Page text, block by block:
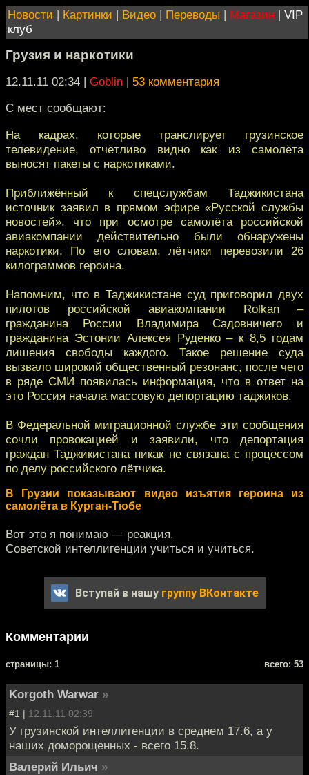
Новости | Картинки | Видео | Переводы | Магазин | VIP
клуб
Грузия и наркотики
12.11.11 02:34 | Goblin | 53 комментария
С мест сообщают:
На кадрах, которые транслирует грузинское
телевидение, отчётливо видно как из самолёта
выносят пакеты с наркотиками.
Приближённый к спецслужбам Таджикистана
источник заявил в прямом эфире «Русской службы
новостей», что при осмотре самолёта российской
авиакомпании действительно были обнаружены
наркотики. По его словам, лётчики перевозили 26
килограммов героина.
Напомним, что в Таджикистане суд приговорил двух
пилотов российской авиакомпании Rolkan –
гражданина России Владимира Садовничего и
гражданина Эстонии Алексея Руденко – к 8,5 годам
лишения свободы каждого. Такое решение суда
вызвало широкий общественный резонанс, после чего
в ряде СМИ появилась информация, что в ответ на
это Россия начала массовую депортацию таджиков.
В Федеральной миграционной службе эти сообщения
сочли провокацией и заявили, что депортация
граждан Таджикистана никак не связана с процессом
по делу российского лётчика.
В Грузии показывают видео изъятия героина из
самолёта в Курган-Тюбе
Вот это я понимаю — реакция.
Советской интеллигенции учиться и учиться.
Вступай в нашу группу ВКонтакте
Комментарии
cтраницы: 1 всего: 53
Korgoth Warwar »
#1 | 12.11.11 02:39
У грузинской интеллигенции в среднем 17.6, а у
наших доморощенных - всего 15.8.
Валерий Ильич »